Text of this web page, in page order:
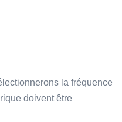
la fréquence
doivent être